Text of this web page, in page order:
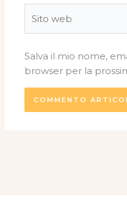
web
Salva il mio nome,
browser per la